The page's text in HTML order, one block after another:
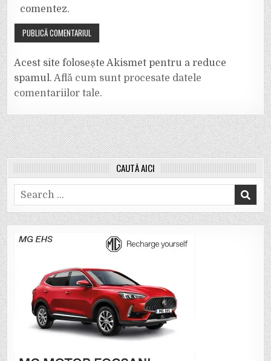
comentez.
Acest site folosește Akismet pentru a reduce
spamul.Află cum sunt procesate datele
comentariilor tale.
CAUTĂ AICI
Search
for: